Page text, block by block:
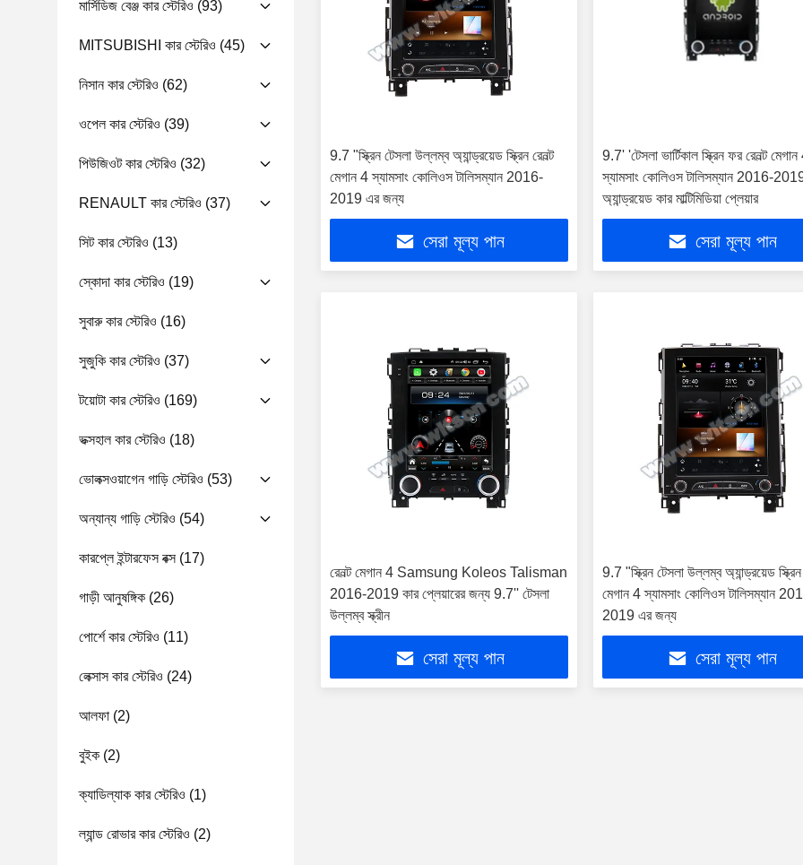
মার্সিডিজ বেঞ্জ কার স্টেরিও (93)
MITSUBISHI কার স্টেরিও (45)
নিসান কার স্টেরিও (62)
ওপেল কার স্টেরিও (39)
পিউজিওট কার স্টেরিও (32)
RENAULT কার স্টেরিও (37)
সিট কার স্টেরিও (13)
স্কোদা কার স্টেরিও (19)
সুবারু কার স্টেরিও (16)
সুজুকি কার স্টেরিও (37)
টয়োটা কার স্টেরিও (169)
ভক্সহাল কার স্টেরিও (18)
ভোলক্সওয়াগেন গাড়ি স্টেরিও (53)
অন্যান্য গাড়ি স্টেরিও (54)
কারপ্লে ইন্টারফেস বক্স(17)
গাড়ী আনুষঙ্গিক (26)
পোর্শে কার স্টেরিও (11)
লেক্সাস কার স্টেরিও (24)
আলফা (2)
বুইক (2)
ক্যাডিল্যাক কার স্টেরিও (1)
ল্যান্ড রোভার কার স্টেরিও (2)
9.7 "স্ক্রিন টেসলা উল্লম্ব অ্যান্ড্রয়েড স্ক্রিন রেনল্ট
মেগান 4 স্যামসাং কোলিওস টালিসম্যান 2016-
2019 এর জন্য
সেরা মূল্য পান
9.7' 'টেসলা ভার্টিকাল স্ক্রিন ফর রেনল্ট
স্যামসাং কোলিওস টালিসম্যান 2016-
অ্যান্ড্রয়েড কার মাল্টিমিডিয়া প্লেয়ার
সেরা মূল্য পান
রেনল্ট মেগান 4 Samsung Koleos Talisman
2016-2019 কার প্লেয়ারের জন্য 9.7'' টেসলা
উল্লম্ব স্ক্রীন
সেরা মূল্য পান
9.7 "স্ক্রিন টেসলা উল্লম্ব অ্যান্ড্রয়েড স্ক্রিন
মেগান 4 স্যামসাং কোলিওস টালিসম্যান
2019 এর জন্য
সেরা মূল্য পান